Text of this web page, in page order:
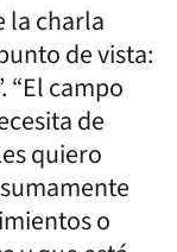
la charla
de vista:
“El campo
de
quiero
o